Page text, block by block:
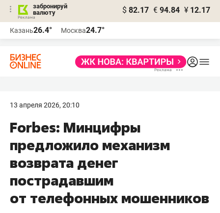
забронируй
валюту
$ 82.17 € 94.84 ¥ 12.17
Казань26.4° Москва24.7°
13 апреля 2026, 20:10
Forbes: Минцифры
предложило механизм
возврата денег
пострадавшим
от телефонных мошенников